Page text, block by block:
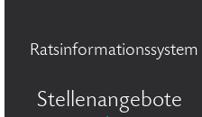
Ratsinformationssystem
Stellenangebote